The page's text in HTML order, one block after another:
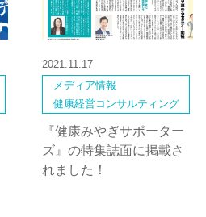
2021.11.17
メディア情報
健康経営コンサルティング
『健康みやぎサポーター
ズ』の特集誌面に掲載さ
れました！